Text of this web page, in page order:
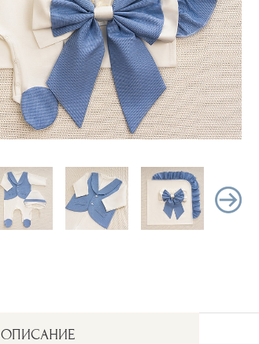
ОПИСАНИЕ